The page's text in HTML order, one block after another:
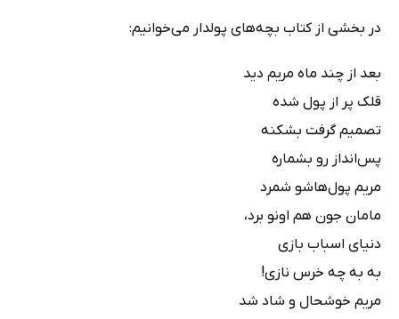
در بخشی از کتاب بچه‌های پولدار می‌خوانیم:
بعد از چند ماه مریم دید
قلک پر از پول شده
تصمیم گرفت بشکنه
پس‌انداز رو بشماره
مریم پول‌هاشو شمرد
مامان جون هم اونو برد،
دنیای اسباب بازی
به به چه خرس نازی!
مریم خوشحال و شاد شد